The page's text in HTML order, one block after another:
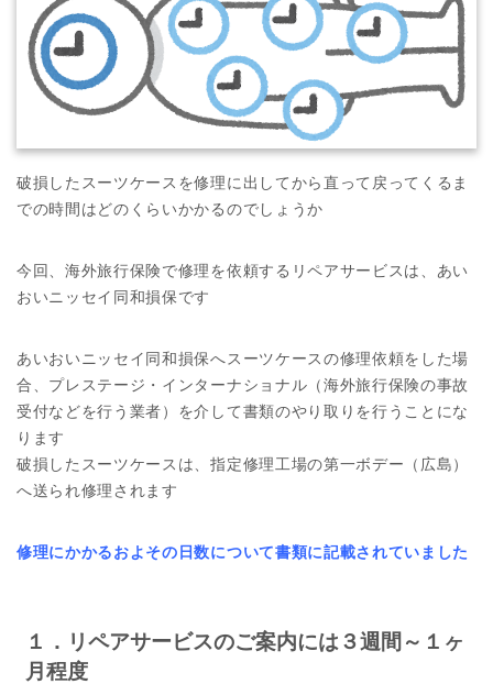
破損したスーツケースを修理に出してから直って戻ってくるま
での時間はどのくらいかかるのでしょうか
今回、海外旅行保険で修理を依頼するリペアサービスは、あい
おいニッセイ同和損保です
あいおいニッセイ同和損保へスーツケースの修理依頼をした場
合、プレステージ・インターナショナル（海外旅行保険の事故
受付などを行う業者）を介して書類のやり取りを行うことにな
ります
破損したスーツケースは、指定修理工場の第一ボデー（広島）
へ送られ修理されます
修理にかかるおよその日数について書類に記載されていました
１．リペアサービスのご案内には３週間～１ヶ
月程度